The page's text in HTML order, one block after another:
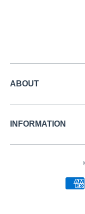
ABOUT
INFORMATION